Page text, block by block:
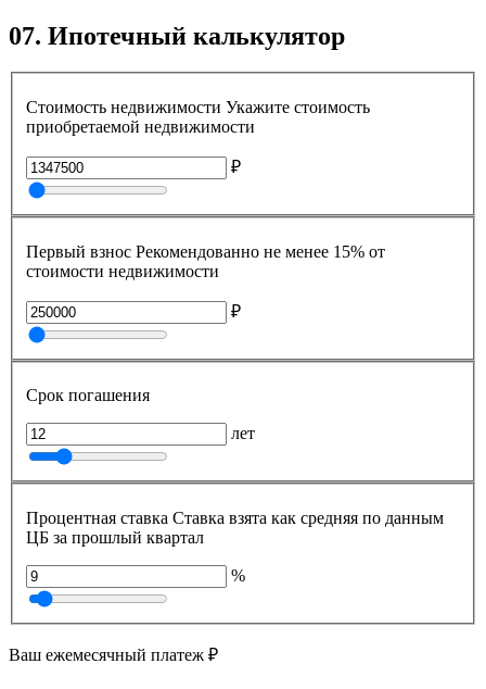
07. Ипотечный калькулятор
Стоимость недвижимости Укажите стоимость
приобретаемой недвижимости
₽
Первый взнос Рекомендованно не менее 15% от
стоимости недвижимости
₽
Срок погашения
лет
Процентная ставка Ставка взята как средняя по данным
ЦБ за прошлый квартал
%
Ваш ежемесячный платеж ₽